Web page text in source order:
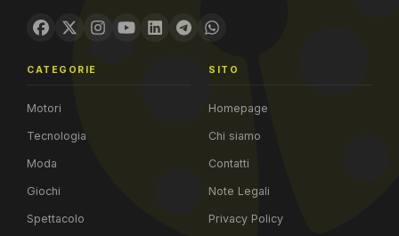
CATEGORIE
Motori
Tecnologia
Moda
Giochi
Spettacolo
SITO
Homepage
Chi siamo
Contatti
Note Legali
Privacy Policy